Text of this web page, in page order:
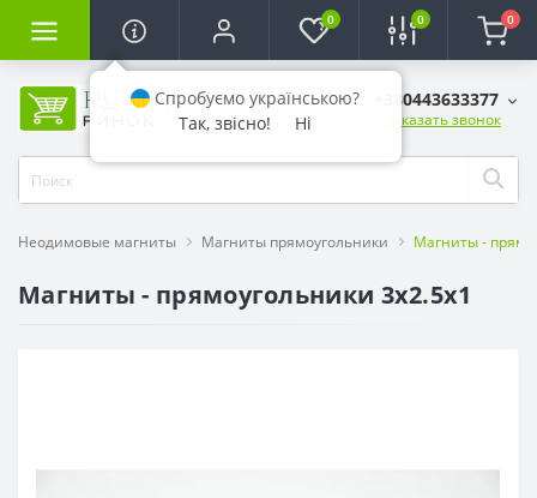
0 0 0
+380443633377
Заказать звонок
Неодимовые магниты Магниты прямоугольники Магниты -
Магниты - прямоугольники 3x2.5x1
Спробуємо українською?
Так, звісно!
Ні